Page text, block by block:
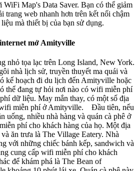
Map's Data Saver. Bạn có thể giảm
trang web nhanh hơn trên kết nối chậm
mà thiết bị của bạn sử dụng.
mở Amityville
nhỏ tọa lạc trên Long Island, New York.
nhà lịch sử, truyền thuyết ma quái và
kế hoạch đi du lịch đến Amityville hoặc
thể đang tự hỏi nơi nào có wifi miễn phí
dữ liệu. May mắn thay, có một số địa
wifi miễn phí ở Amityville. Đầu tiên, nếu
uống, nhiều nhà hàng và quán cà phê ở
phí cho khách hàng của họ. Một địa
ăn trưa là The Village Eatery. Nhà
với những chiếc bánh kếp, sandwich và
cung cấp wifi miễn phí cho khách
để khám phá là The Bean of